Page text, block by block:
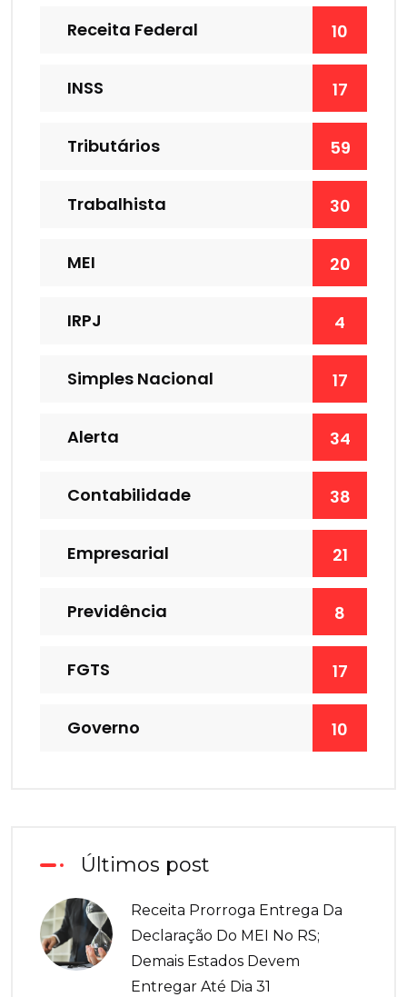
Receita Federal 10
INSS 17
Tributários 59
Trabalhista 30
MEI 20
IRPJ 4
Simples Nacional 17
Alerta 34
Contabilidade 38
Empresarial 21
Previdência 8
FGTS 17
Governo 10
Últimos post
Receita Prorroga Entrega Da
Declaração Do MEI No RS;
Demais Estados Devem
Entregar Até Dia 31